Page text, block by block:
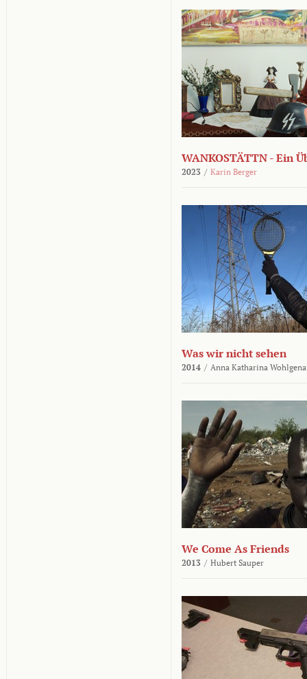
WANKOSTÄTTN - Ein
2023 / Karin Berger
Was wir nicht sehen
2014 / Anna Katharina
We Come As Friends
2013 / Hubert Sauper